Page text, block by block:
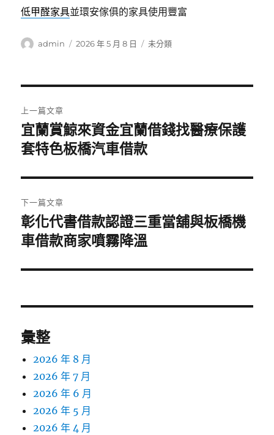
低甲醛家具並環安傢俱的家具使用豐富
作
admin
發
2026 年 5 月 8 日
分
未分類
章
導
覽
上一篇文章
上
一
文
章:
宜蘭賞鯨來資金宜蘭借錢找醫療保護
套特色板橋汽車借款
下一篇文章
下
一
文
彰化代書借款認證三重當舖與板橋機
車借款商家噴霧降溫
彙整
2026 年 8 月
2026 年 7 月
2026 年 6 月
2026 年 5 月
2026 年 4 月